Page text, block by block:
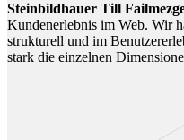
Steinbildhauer Till
Kundenerlebnis im Web. Wir
strukturell und im
stark die einzelnen